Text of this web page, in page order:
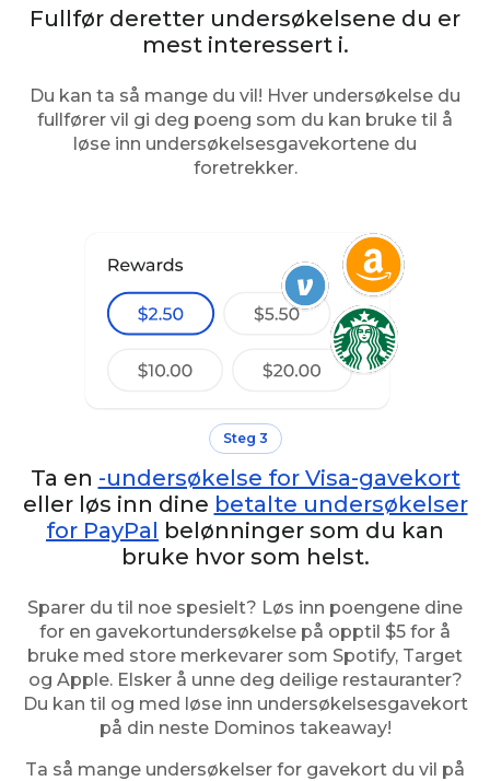
Fullfør deretter undersøkelsene du er
mest interessert i.
Du kan ta så mange du vil! Hver undersøkelse du
fullfører vil gi deg poeng som du kan bruke til å
løse inn undersøkelsesgavekortene du
foretrekker.
Steg 3
Ta en -undersøkelse for Visa-gavekort
eller løs inn dine betalte undersøkelser
for PayPal belønninger som du kan
bruke hvor som helst.
Sparer du til noe spesielt? Løs inn poengene dine
for en gavekortundersøkelse på opptil $5 for å
bruke med store merkevarer som Spotify, Target
og Apple. Elsker å unne deg deilige restauranter?
Du kan til og med løse inn undersøkelsesgavekort
på din neste Dominos takeaway!
Ta så mange undersøkelser for gavekort du vil på